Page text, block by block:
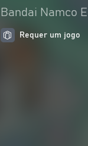
Bandai Namco
Requer um jogo